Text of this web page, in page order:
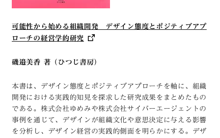
可能性から始める組織開発 デザイン態度とポジティブアプ
ローチの経営学的研究
磯邉美香 著（ひつじ書房）
本書は、デザイン態度とポジティブアプローチを軸に、組織
開発における実践的知見を探求した研究成果をまとめたもの
である。株式会社ゆめみや株式会社サイバーエージェントの
事例を通じて、デザインが組織文化や意思決定に与える影響
を分析し、デザイン経営の実践的側面を明らかにする。デザ